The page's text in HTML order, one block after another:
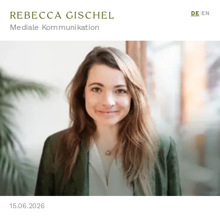
REBECCA GISCHEL
Mediale Kommunikation
DE| EN
← ZURÜCK
15.06.2026